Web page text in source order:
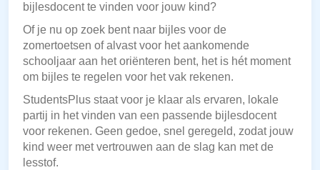
bijlesdocent te vinden voor jouw kind?
Of je nu op zoek bent naar bijles voor de
zomertoetsen of alvast voor het aankomende
schooljaar aan het oriënteren bent, het is hét moment
om bijles te regelen voor het vak rekenen.
StudentsPlus staat voor je klaar als ervaren, lokale
partij in het vinden van een passende bijlesdocent
voor rekenen. Geen gedoe, snel geregeld, zodat jouw
kind weer met vertrouwen aan de slag kan met de
lesstof.